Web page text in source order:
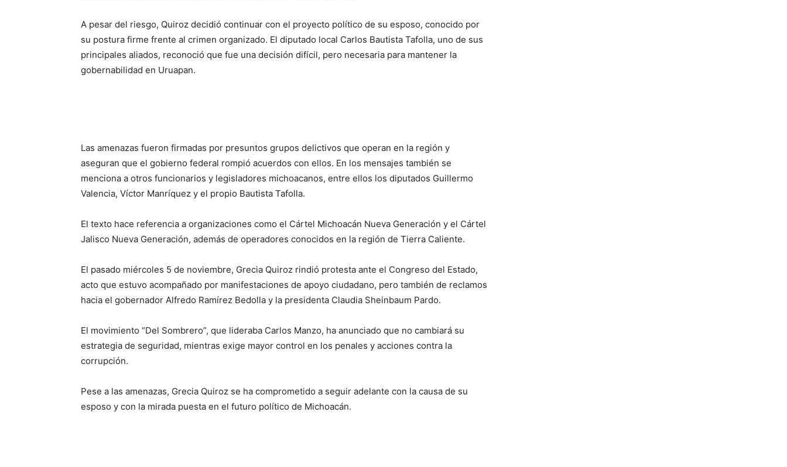
A pesar del riesgo, Quiroz decidió continuar con el proyecto político de su esposo, conocido por
su postura firme frente al crimen organizado. El diputado local Carlos Bautista Tafolla, uno de sus
principales aliados, reconoció que fue una decisión difícil, pero necesaria para mantener la
gobernabilidad en Uruapan.
Las amenazas fueron firmadas por presuntos grupos delictivos que operan en la región y
aseguran que el gobierno federal rompió acuerdos con ellos. En los mensajes también se
menciona a otros funcionarios y legisladores michoacanos, entre ellos los diputados Guillermo
Valencia, Víctor Manríquez y el propio Bautista Tafolla.
El texto hace referencia a organizaciones como el Cártel Michoacán Nueva Generación y el Cártel
Jalisco Nueva Generación, además de operadores conocidos en la región de Tierra Caliente.
El pasado miércoles 5 de noviembre, Grecia Quiroz rindió protesta ante el Congreso del Estado,
acto que estuvo acompañado por manifestaciones de apoyo ciudadano, pero también de reclamos
hacia el gobernador Alfredo Ramírez Bedolla y la presidenta Claudia Sheinbaum Pardo.
El movimiento “Del Sombrero”, que lideraba Carlos Manzo, ha anunciado que no cambiará su
estrategia de seguridad, mientras exige mayor control en los penales y acciones contra la
corrupción.
Pese a las amenazas, Grecia Quiroz se ha comprometido a seguir adelante con la causa de su
esposo y con la mirada puesta en el futuro político de Michoacán.